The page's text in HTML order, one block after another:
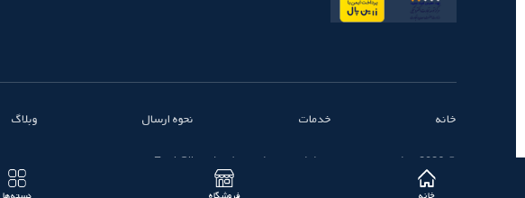
خانه خدمات نحوه ارسال وبلاگ
© 2026 تمامی حقوق محفوظ است - زاب سیلور | ZaabSilver